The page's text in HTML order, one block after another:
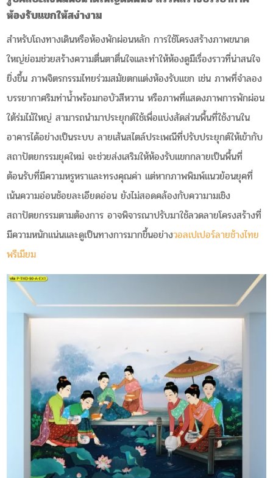
ห้องรับแขกให้สง่างาม
สำหรับโถงทางเดินหรือห้องพักผ่อนหลัก การใช้โครงสร้างภาพขนาด
ใหญ่ย่อมช่วยสร้างความตื่นตาตื่นใจและทำให้ห้องดูมีเรื่องราวที่น่าสนใจ
ยิ่งขึ้น ภาพจิตรกรรมไทยร่วมสมัยตกแต่งห้องรับแขก เช่น ภาพที่จำลอง
บรรยากาศริมท่าน้ำพร้อมกอบัวสีหวาน หรือภาพที่แสดงภาพการพักผ่อน
ใต้ร่มไม้ใหญ่ สามารถนำมาประยุกต์ใช้เพื่อแบ่งสัดส่วนพื้นที่ใช้งานใน
อาคารได้อย่างเป็นระบบ ลายเส้นสไตล์ประเพณีที่ปรับประยุกต์ให้เข้ากับ
สถาปัตยกรรมยุคใหม่ จะช่วยส่งเสริมให้ห้องรับแขกกลายเป็นพื้นที่
ต้อนรับที่มีความหรูหราและทรงคุณค่า แต่หากภาพพิมพ์แนวย้อนยุคที่
เน้นความอ่อนช้อยละเอียดอ่อน ยังไม่สอดคล้องกับความามเชิง
สถาปัตยกรรมตามต้องการ อาจพิจารณาปรับมาใช้ลวดลายโครงสร้างที่
มีความหนักแน่นและดูเป็นทางการมากขึ้นอย่างวอลเปเปอร์ลายช้างไทย
พรีเมียม